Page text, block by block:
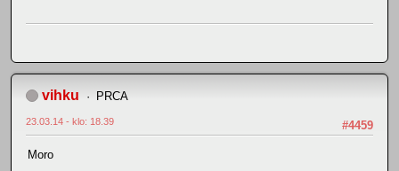
vihku PRCA
#4459
23.03.14 - klo: 18.39
Moro